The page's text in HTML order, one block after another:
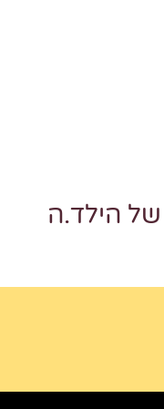
הילד.ה